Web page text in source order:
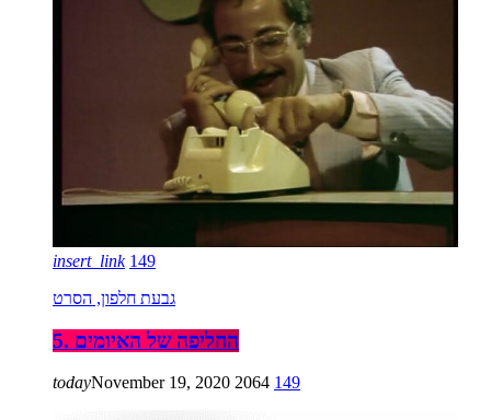
insert_link 149
גבעת חלפון, הסרט
5. החליפה של האיומים
todayNovember 19, 2020 2064 149